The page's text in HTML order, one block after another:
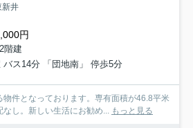
新井
円
階建
ス14分 「団地南」 停歩5分
件となっております。専有面積が46.8平米
し。新しい生活にお勧め... もっと見る